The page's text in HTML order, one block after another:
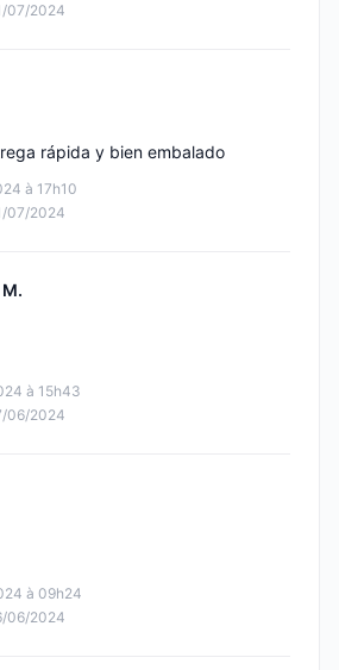
07/2024
à 17h10
07/2024
rápida y bien embalado
à 15h43
06/2024
à 09h24
06/2024